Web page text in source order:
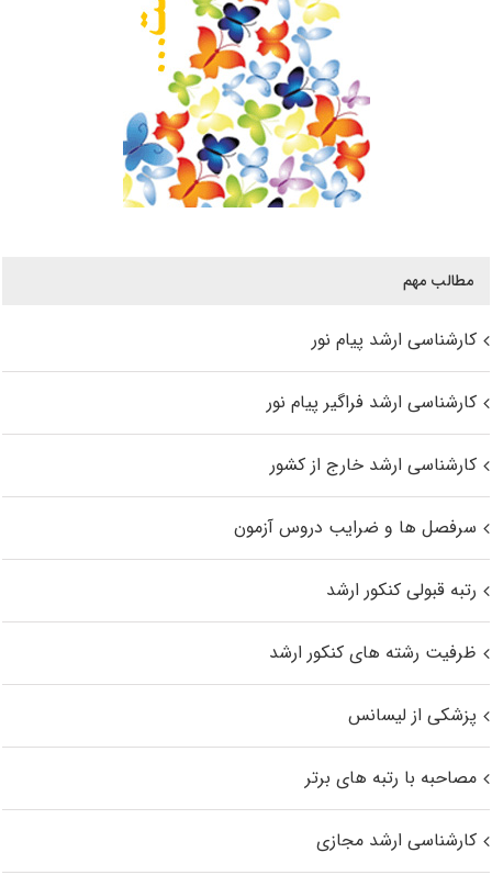
مطالب مهم
کارشناسی ارشد پیام نور
کارشناسی ارشد فراگیر پیام نور
کارشناسی ارشد خارج از کشور
سرفصل ها و ضرایب دروس آزمون
رتبه قبولی کنکور ارشد
ظرفیت رشته های کنکور ارشد
پزشکی از لیسانس
مصاحبه با رتبه های برتر
کارشناسی ارشد مجازی